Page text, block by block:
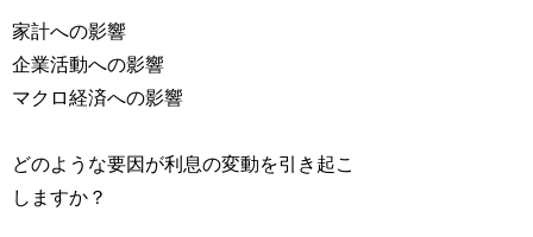
家計への影響
企業活動への影響
マクロ経済への影響
どのような要因が利息の変動を引き起こ
しますか？